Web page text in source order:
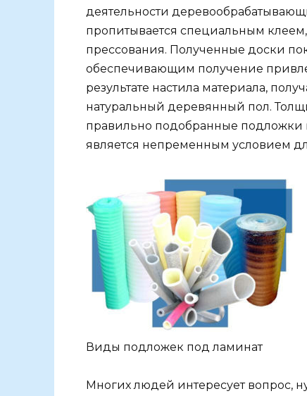
деятельности
пропитывается специальным
прессования. Полученные доски
обеспечивающим получение
результате настила материала,
натуральный деревянный пол.
правильно подобранные подложки
является непременным условием
Виды подложек под ламинат
Многих людей интересует вопрос,